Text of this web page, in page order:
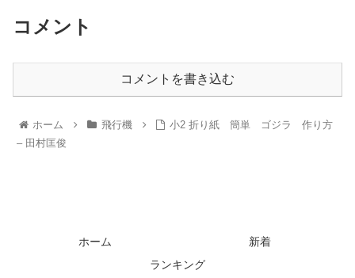
コメント
コメントを書き込む
ホーム 飛行機
小2 折り紙 簡単 ゴジラ 作り方
– 田村匡俊
ホーム
新着
ランキング